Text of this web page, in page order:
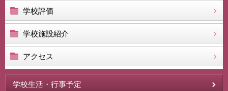
学校評価
学校施設紹介
アクセス
学校生活・行事予定